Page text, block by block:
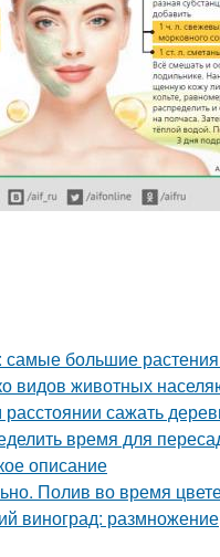
большие
видов животных
сажать
время для
описание
Полив во время
виноград: